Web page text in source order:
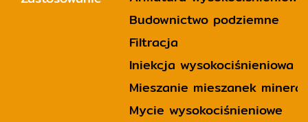
Budownictwo podziemne
Filtracja
Iniekcja wysokociśnieniowa
Mieszanie mieszanek
Mycie wysokociśnieniowe